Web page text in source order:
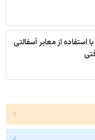
استفاده از معابر آسفالتی